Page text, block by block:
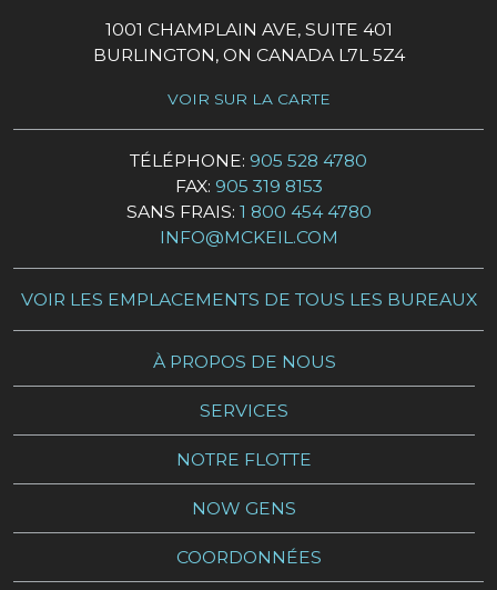
1001 CHAMPLAIN AVE, SUITE 401
BURLINGTON, ON CANADA L7L 5Z4
VOIR SUR LA CARTE
TÉLÉPHONE: 905 528 4780
FAX: 905 319 8153
SANS FRAIS: 1 800 454 4780
INFO@MCKEIL.COM
VOIR LES EMPLACEMENTS DE TOUS LES BUREAUX
À PROPOS DE NOUS
SERVICES
NOTRE FLOTTE
NOW GENS
COORDONNÉES